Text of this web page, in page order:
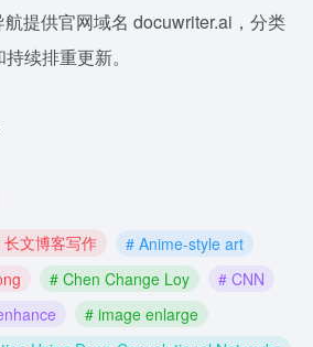
提供官网域名 docuwriter.ai，分类
续排重更新。
长文博客写作
# Anime-style art
# Chen Change Loy
# CNN
# image enlarge